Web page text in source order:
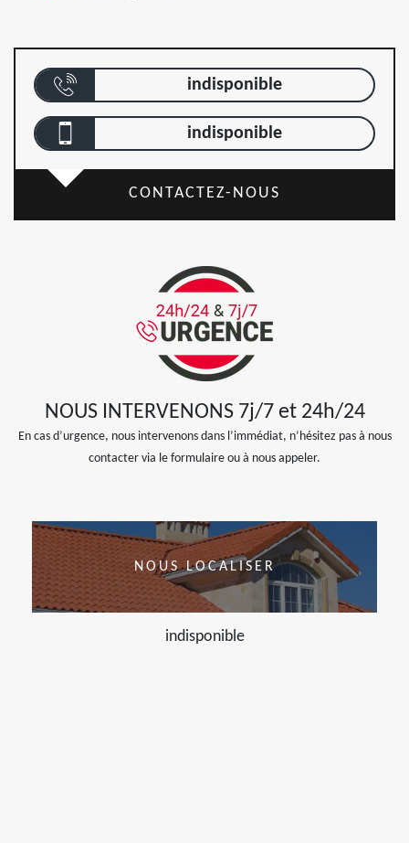
indisponible
indisponible
CONTACTEZ-NOUS
NOUS INTERVENONS 7j/7 et 24h/24
En cas d’urgence, nous intervenons dans l’immédiat, n’hésitez pas à nous
contacter via le formulaire ou à nous appeler.
NOUS LOCALISER
indisponible